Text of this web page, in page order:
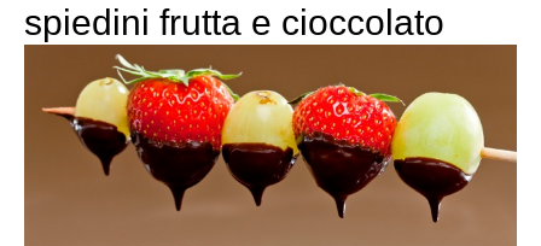
spiedini frutta e cioccolato